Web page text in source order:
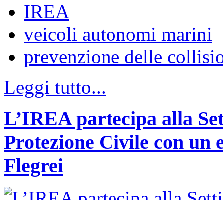
IREA
veicoli autonomi marini
prevenzione delle
Leggi tutto...
L’IREA partecipa alla
Protezione Civile con un
Flegrei